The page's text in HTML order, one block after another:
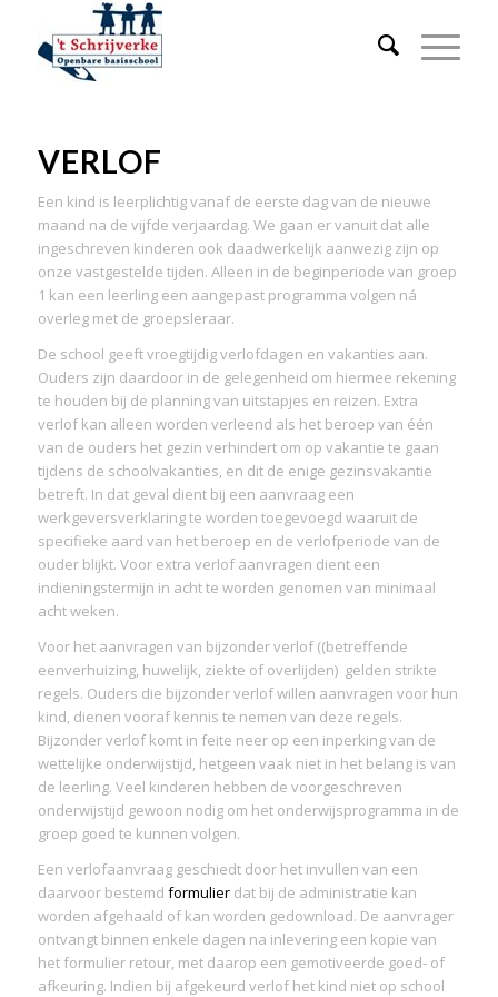
VERLOF
Een kind is leerplichtig vanaf de eerste dag van de nieuwe
maand na de vijfde verjaardag. We gaan er vanuit dat alle
ingeschreven kinderen ook daadwerkelijk aanwezig zijn op
onze vastgestelde tijden. Alleen in de beginperiode van groep
1 kan een leerling een aangepast programma volgen ná
overleg met de groepsleraar.
De school geeft vroegtijdig verlofdagen en vakanties aan.
Ouders zijn daardoor in de gelegenheid om hiermee rekening
te houden bij de planning van uitstapjes en reizen. Extra
verlof kan alleen worden verleend als het beroep van één
van de ouders het gezin verhindert om op vakantie te gaan
tijdens de schoolvakanties, en dit de enige gezinsvakantie
betreft. In dat geval dient bij een aanvraag een
werkgeversverklaring te worden toegevoegd waaruit de
specifieke aard van het beroep en de verlofperiode van de
ouder blijkt. Voor extra verlof aanvragen dient een
indieningstermijn in acht te worden genomen van minimaal
acht weken.
Voor het aanvragen van bijzonder verlof ((betreffende
eenverhuizing, huwelijk, ziekte of overlijden) gelden strikte
regels. Ouders die bijzonder verlof willen aanvragen voor hun
kind, dienen vooraf kennis te nemen van deze regels.
Bijzonder verlof komt in feite neer op een inperking van de
wettelijke onderwijstijd, hetgeen vaak niet in het belang is van
de leerling. Veel kinderen hebben de voorgeschreven
onderwijstijd gewoon nodig om het onderwijsprogramma in de
groep goed te kunnen volgen.
Een verlofaanvraag geschiedt door het invullen van een
daarvoor bestemd formulierdat bij de administratie kan
worden afgehaald of kan worden gedownload. De aanvrager
ontvangt binnen enkele dagen na inlevering een kopie van
het formulier retour, met daarop een gemotiveerde goed- of
afkeuring. Indien bij afgekeurd verlof het kind niet op school